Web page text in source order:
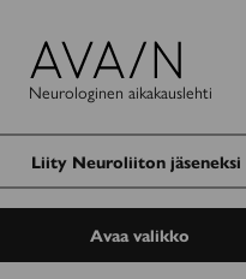
Avain-
lehti
Neurologinen aikakauslehti
Liity Neuroliiton jäseneksi
Avaa valikko